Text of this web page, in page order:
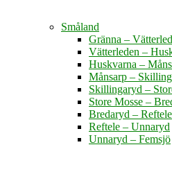
Småland
Gränna –
Vätterleden –
Huskvarna –
Månsarp –
Skillingaryd –
Store Mosse –
Bredaryd – Reftele
Reftele – Unnaryd
Unnaryd – Femsjö